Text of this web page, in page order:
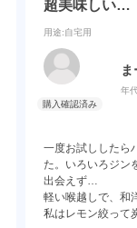
超美味しい…
用途:自宅用
年
一度お試ししたら
た。いろいろジン
出会えず…
軽い喉越しで、和
私はレモン絞って